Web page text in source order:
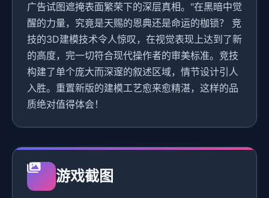
广告试图遮掩表面繁荣下的深层真相。"在黑暗中觉
醒的力量，究竟是天赐的恩典还是命运的枷锁？ 竞
技的3D建模技术令人惊叹，在视觉表现上达到了新
的高度，完一切符合现代操作者的审美标准。竞技
构建了单个庞大而深邃的叙述区域，情节设计引人
入胜。重置新版的建模工艺愈来愈精湛，这样的品
质绝对值得体会！
游戏截图